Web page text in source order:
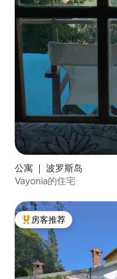
公寓 ｜ 波罗斯岛
Vayonia的住宅
热门「房客推荐」
房客推荐